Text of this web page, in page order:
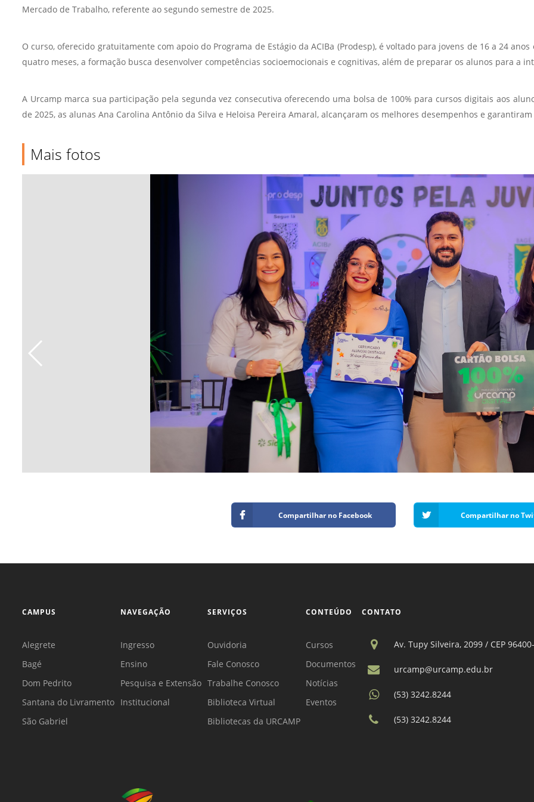
Mercado de Trabalho, referente ao segundo semestre de 2025.
O curso, oferecido gratuitamente com apoio do Programa de Estágio da ACIBa (Prodesp), é voltado para jovens de 16 a 24
quatro meses, a formação busca desenvolver competências socioemocionais e cognitivas, além de preparar os alunos para a
A Urcamp marca sua participação pela segunda vez consecutiva oferecendo uma bolsa de 100% para cursos digitais aos
de 2025, as alunas Ana Carolina Antônio da Silva e Heloisa Pereira Amaral, alcançaram os melhores desempenhos e
Mais fotos
Compartilhar no Facebook Compartilhar no
CAMPUS
Alegrete
Bagé
Dom Pedrito
Santana do Livramento
São Gabriel
NAVEGAÇÃO
Ingresso
Ensino
Pesquisa e Extensão
Institucional
SERVIÇOS
Ouvidoria
Fale Conosco
Trabalhe Conosco
Biblioteca Virtual
Bibliotecas da URCAMP
CONTEÚDO
Cursos
Documentos
Notícias
Eventos
CONTATO
Av. Tupy Silveira, 2099 / CEP
urcamp@urcamp.edu.br
(53) 3242.8244
(53) 3242.8244